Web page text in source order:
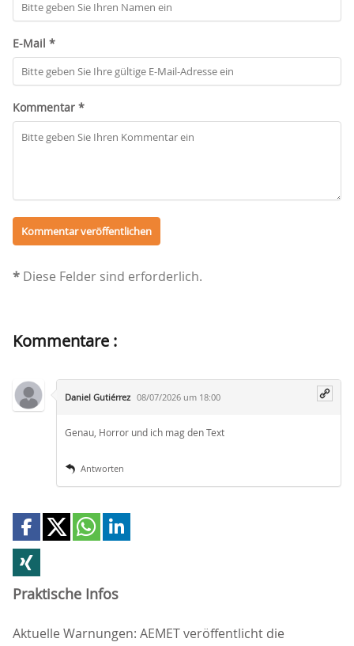
E-Mail *
Kommentar *
* Diese Felder sind erforderlich.
Kommentare :
Daniel Gutiérrez 08/07/2026 um 18:00
Genau, Horror und ich mag den Text
Antworten
Praktische Infos
Aktuelle Warnungen: AEMET veröffentlicht die